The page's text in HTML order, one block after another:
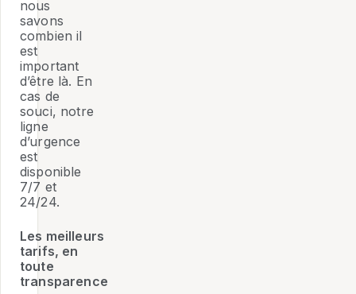
nous
savons
combien il
est
important
d’être là. En
cas de
souci, notre
ligne
d’urgence
est
disponible
7/7 et
24/24.
Les meilleurs
tarifs, en
toute
transparence